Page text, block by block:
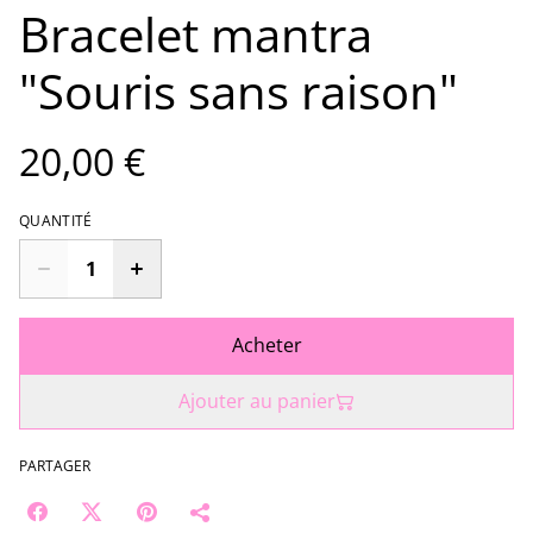
Bracelet mantra
"Souris sans raison"
20,00 €
QUANTITÉ
Acheter
Ajouter au panier
PARTAGER